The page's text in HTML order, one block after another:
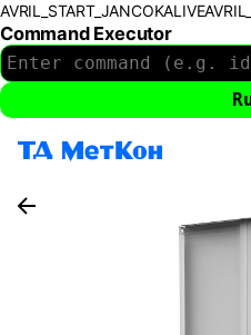
Command Executor